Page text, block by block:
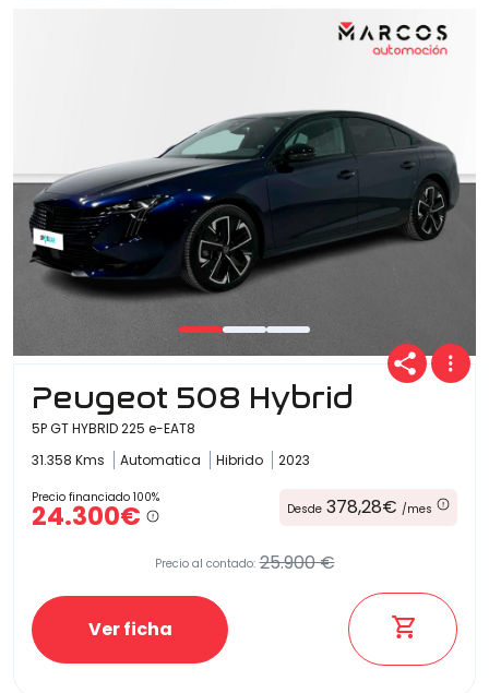
Peugeot 508 Hybrid
5P GT HYBRID 225 e-EAT8
31.358 Kms
Automatica Hibrido 2023
Precio financiado 100%
24.300€ Desde 378,28€ /mes
Precio al contado: 25.900 €
Ver ficha